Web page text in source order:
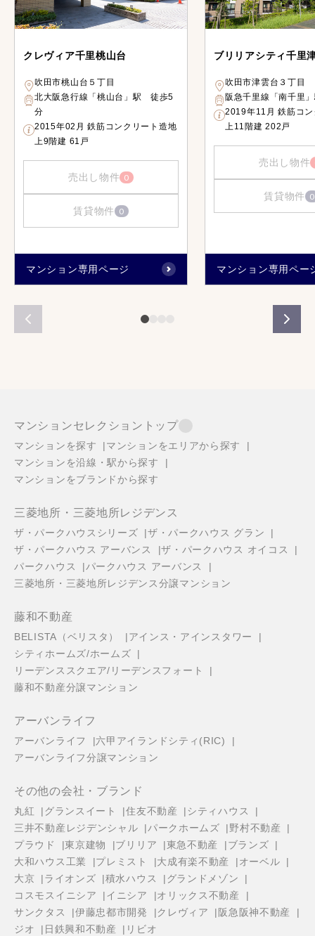
クレヴィア千里桃山台
吹田市桃山台５丁目
北大阪急行線「桃山台」駅 徒歩5
分
2015年02月 鉄筋コンクリート造地
上9階建 61戸
売出し物件 0
賃貸物件 0
マンション専用ページ
ブリリアシティ千里
吹田市津雲台３丁目
阪急千里線「南千里
2019年11月 鉄筋コ
上11階建 202戸
売出し物件
賃貸物件 0
マンション専用ペー
マンションセレクショントップ
マンションを探す
マンションをエリアから探す
マンションを沿線・駅から探す
マンションをブランドから探す
三菱地所・三菱地所レジデンス
ザ・パークハウスシリーズ
ザ・パークハウス グラン
ザ・パークハウス アーバンス
ザ・パークハウス オイコス
パークハウス
パークハウス アーバンス
三菱地所・三菱地所レジデンス分譲マンション
藤和不動産
BELISTA（ベリスタ）
アインス・アインスタワー
シティホームズ/ホームズ
リーデンススクエア/リーデンスフォート
藤和不動産分譲マンション
アーバンライフ
アーバンライフ
六甲アイランドシティ(RIC)
アーバンライフ分譲マンション
その他の会社・ブランド
丸紅 グランスイート 住友不動産
シティハウス
三井不動産レジデンシャル
パークホームズ
野村不動産
プラウド
東京建物 ブリリア 東急不動産
ブランズ
大和ハウス工業
プレミスト 大成有楽不動産
オーベル
大京
ライオンズ 積水ハウス
グランドメゾン
コスモスイニシア
イニシア
オリックス不動産
サンクタス
伊藤忠都市開発 クレヴィア
阪急阪神不動産
ジオ
日鉄興和不動産 リビオ